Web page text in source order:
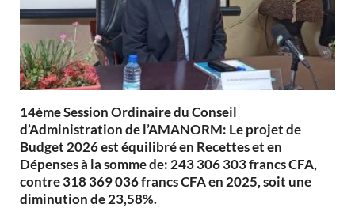
14ème Session Ordinaire du Conseil
d’Administration de l’AMANORM: Le projet de
Budget 2026 est équilibré en Recettes et en
Dépenses à la somme de: 243 306 303 francs CFA,
contre 318 369 036 francs CFA en 2025, soit une
diminution de 23,58%.